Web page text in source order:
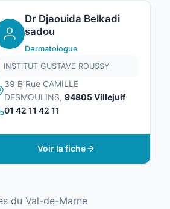
Dr Djaouida Belkadi
sadou
Dermatologue
INSTITUT GUSTAVE ROUSSY
39 B Rue CAMILLE
DESMOULINS, 94805 Villejuif
01 42 11 42 11
Voir la fiche
du Val-de-Marne